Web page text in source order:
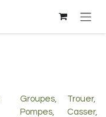
Groupes,
Pompes,
Trouer,
Casser,